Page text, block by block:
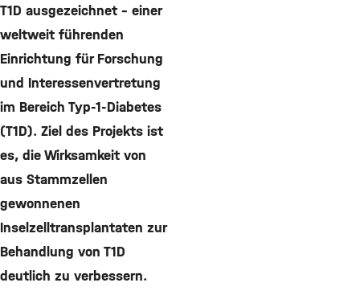
T1D ausgezeichnet – einer
weltweit führenden
Einrichtung für Forschung
und Interessenvertretung
im Bereich Typ-1-Diabetes
(T1D). Ziel des Projekts ist
es, die Wirksamkeit von
aus Stammzellen
gewonnenen
Inselzelltransplantaten zur
Behandlung von T1D
deutlich zu verbessern.